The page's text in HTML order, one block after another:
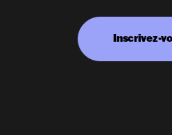
Inscrivez-